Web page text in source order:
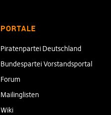
PORTALE
Piratenpartei Deutschland
Bundespartei Vorstandsportal
Forum
Mailinglisten
Wiki